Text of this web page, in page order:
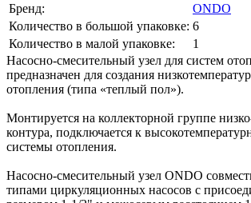
Бренд:
ONDO
Количество в большой упаковке: 6
Количество в малой упаковке:
1
Насосно-смесительный узел для систем
предназначен для создания
отопления (типа «теплый пол»).
Монтируется на коллекторной группе
контура, подключается к
системы отопления.
Насосно-смесительный узел ONDO
типами циркуляционных насосов с